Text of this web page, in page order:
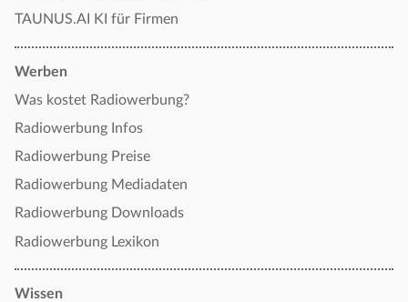
TAUNUS.AI KI für Firmen
Werben
Was kostet Radiowerbung?
Radiowerbung Infos
Radiowerbung Preise
Radiowerbung Mediadaten
Radiowerbung Downloads
Radiowerbung Lexikon
Wissen